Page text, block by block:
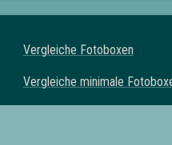
Vergleiche Fotoboxen
Vergleiche minimale